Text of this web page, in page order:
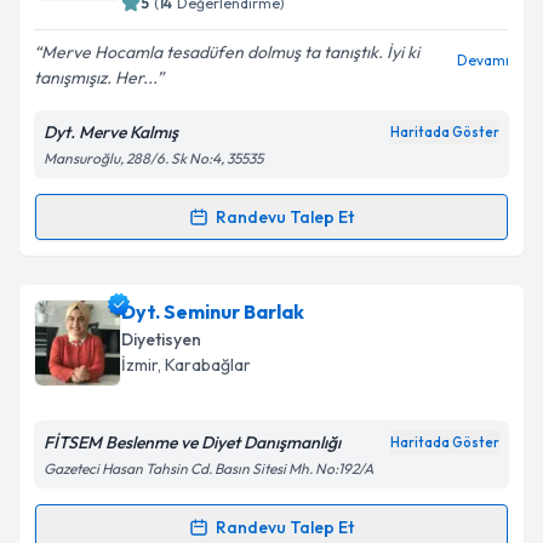
Kişisel verilerimin işlenmesine ilişkin
Aydınlatma
Metni'ni okudum ve kişisel verilerimin belirtilen
kapsamda işlenmesini kabul ediyorum.
Merve Hocamla tesadüfen dolmuş ta tanıştık. İyi ki
tanışmışız. Her...
Devamı
Dyt. Merve Kalmış Haritada Göster
Mansuroğlu, 288/6. Sk No:4, 35535
Randevu Talep Et
Randevu Takvimi Talebi
Dyt. Merve Kalmışiçin randevu takvimi talebi
oluşturun. Size bu uzmandan randevu almanız için bir
takvim hazırlandığında e-posta ile bilgilendireceğiz.
Kişisel verilerimin işlenmesine ilişkin
Dyt. Seminur Barlak
Diyetisyen
İzmir, Karabağlar
FİTSEM Beslenme ve Diyet Danışmanlığı Haritada Göster
Gazeteci Hasan Tahsin Cd. Basın Sitesi Mh. No:192/A
Randevu Talep Et